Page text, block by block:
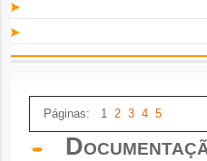
Páginas: 1 2 3 4 5